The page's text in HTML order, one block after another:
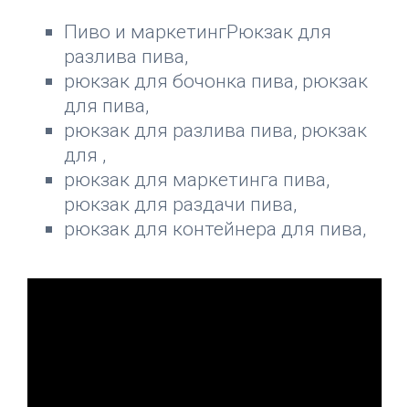
Пиво и маркетингРюкзак для
разлива пива,
рюкзак для бочонка пива, рюкзак
для пива,
рюкзак для разлива пива, рюкзак
для ,
рюкзак для маркетинга пива,
рюкзак для раздачи пива,
рюкзак для контейнера для пива,